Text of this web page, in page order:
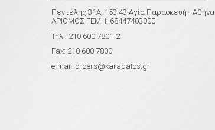
Πεντέλης 31Α, 153 43 Αγία Παρασκευή - Αθήνα
ΑΡΙΘΜΟΣ ΓΕΜΗ: 68447403000
Τηλ.: 210 600 7801-2
Fax: 210 600 7800
e-mail: orders@karabatos.gr